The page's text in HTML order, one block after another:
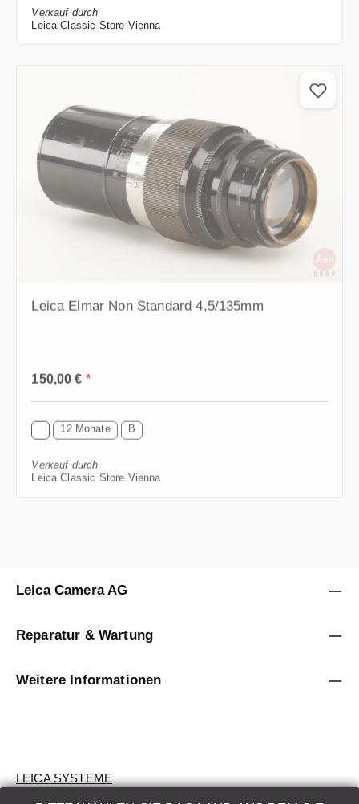
Verkauf durch
Leica Classic Store Vienna
Leica Elmar Non Standard 4,5/135mm
150,00 € *
12 Monate B
Verkauf durch
Leica Classic Store Vienna
Leica Camera AG
Reparatur & Wartung
Weitere Informationen
LEICA SYSTEME